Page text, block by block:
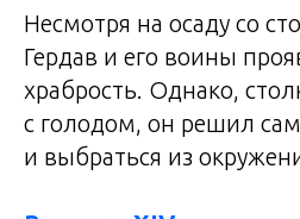
Несмотря на осаду со
Гердав и его воины
храбрость. Однако,
с голодом, он решил
и выбраться из